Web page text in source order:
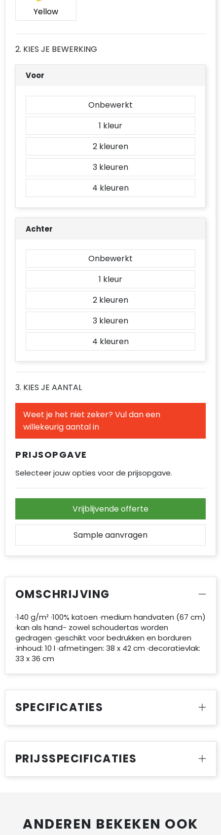
Yellow
2. KIES JE BEWERKING
Voor
Onbewerkt
1
2
3
4
Achter
Onbewerkt
1
2
3
4
3. KIES JE AANTAL
Weet je het niet zeker? Vul dan een
willekeurig aantal in
PRIJSOPGAVE
Selecteer jouw opties voor de prijsopgave.
Vrijblijvende offerte
Sample aanvragen
OMSCHRIJVING
·140 g/m² ·100% katoen ·medium handvaten (67 cm)
·kan als hand- zowel schoudertas worden
gedragen ·geschikt voor bedrukken en borduren
·inhoud: 10 l ·afmetingen: 38 x 42 cm ·decoratievlak:
33 x 36 cm
SPECIFICATIES
PRIJSSPECIFICATIES
ANDEREN BEKEKEN OOK